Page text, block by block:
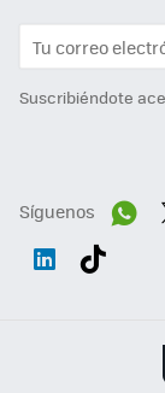
Suscribiéndote
Síguenos